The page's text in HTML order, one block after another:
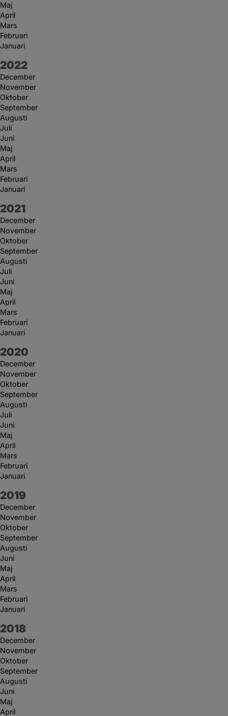
Maj
April
Mars
Februari
Januari
År:
2022
December
November
Oktober
September
Augusti
Juli
Juni
Maj
April
Mars
Februari
Januari
År:
2021
December
November
Oktober
September
Augusti
Juli
Juni
Maj
April
Mars
Februari
Januari
År:
2020
December
November
Oktober
September
Augusti
Juli
Juni
Maj
April
Mars
Februari
Januari
År:
2019
December
November
Oktober
September
Augusti
Juni
Maj
April
Mars
Februari
Januari
År:
2018
December
November
Oktober
September
Augusti
Juni
Maj
April